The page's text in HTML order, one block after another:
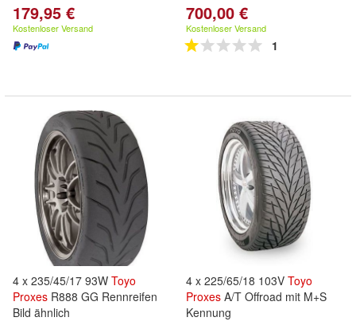
179,95 €
Kostenloser Versand
700,00 €
Kostenloser Versand
1
4 x 235/45/17 93W Toyo
Proxes R888 GG Rennreifen
Bild ähnlich
4 x 225/65/18 103V Toyo
Proxes A/T Offroad mit M+S
Kennung